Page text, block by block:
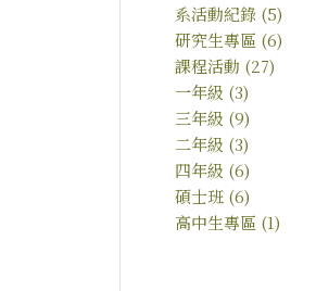
系活動紀錄 (5)
研究生專區 (6)
課程活動 (27)
一年級 (3)
三年級 (9)
二年級 (3)
四年級 (6)
碩士班 (6)
高中生專區 (1)